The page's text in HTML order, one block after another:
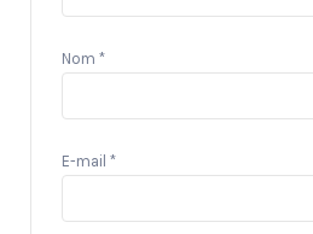
Nom *
E-mail *